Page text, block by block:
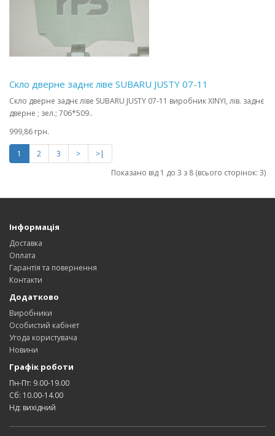
Скло дверне заднє ліве SUBARU JUSTY 07-11
Скло дверне заднє ліве SUBARU JUSTY 07-11 виробник XINYI, лів. заднє
дверне ; зел.; 706*509..
999,86 грн.
1 2 3 >
>|
Показано від 1 до 3 з 8 (всього сторінок: 3)
Інформація
Доставка
Оплата
Гарантія та повернення
Контакти
Додатково
Виробники
Особистий кабінет
Угода користувача
Новини
Графік роботи
Пн-Пт: 9.00-19.00
Сб: 10.00-14.00
Нд: вихідний